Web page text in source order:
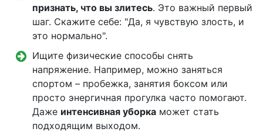
признать, что вы злитесь. Это важный первый
шаг. Скажите себе: "Да, я чувствую злость, и
это нормально".
Ищите физические способы снять
напряжение. Например, можно заняться
спортом – пробежка, занятия боксом или
просто энергичная прогулка часто помогают.
Даже интенсивная уборка может стать
подходящим выходом.